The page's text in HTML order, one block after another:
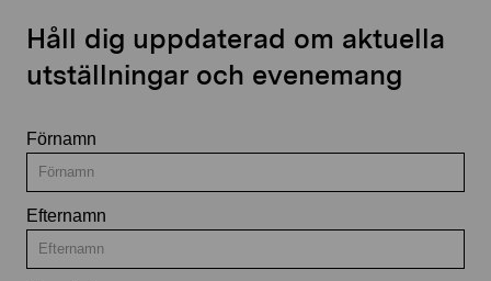
Håll dig uppdaterad om aktuella
utställningar och evenemang
Förnamn
Efternamn